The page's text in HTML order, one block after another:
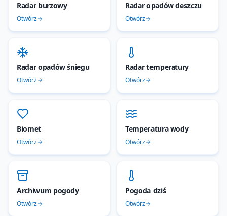
Radar burzowy
Otwórz
Radar opadów deszczu
Otwórz
Radar opadów śniegu
Otwórz
Radar temperatury
Otwórz
Biomet
Otwórz
Temperatura wody
Otwórz
Archiwum pogody
Otwórz
Pogoda dziś
Otwórz